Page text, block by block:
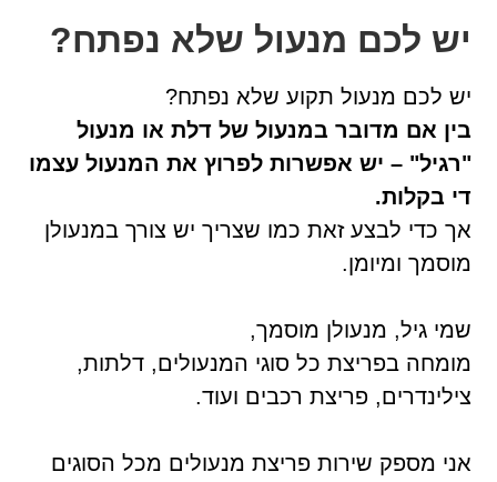
יש לכם מנעול שלא נפתח?
יש לכם מנעול תקוע שלא נפתח?
בין אם מדובר במנעול של דלת או מנעול
"רגיל" – יש אפשרות לפרוץ את המנעול עצמו
די בקלות.
אך כדי לבצע זאת כמו שצריך יש צורך במנעולן
מוסמך ומיומן.
שמי גיל, מנעולן מוסמך,
מומחה בפריצת כל סוגי המנעולים, דלתות,
צילינדרים, פריצת רכבים ועוד.
אני מספק שירות פריצת מנעולים מכל הסוגים